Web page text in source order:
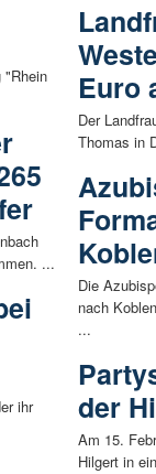
"Rhein
...
ihr
Euro
Der
Thomas in
Die
nach
...
der
Am 15.
Hilgert in